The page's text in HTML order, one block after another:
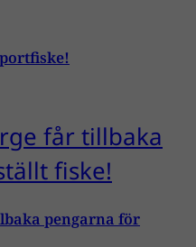
pengarna för